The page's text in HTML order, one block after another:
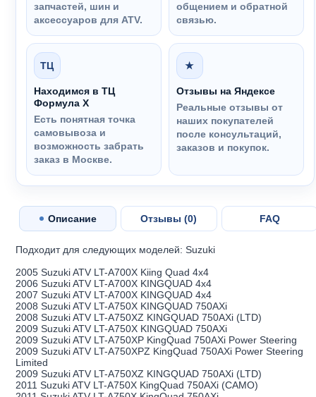
запчастей, шин и
аксессуаров для ATV.
общением и обратной
связью.
ТЦ
Находимся в ТЦ
Формула Х
Есть понятная точка
самовывоза и
возможность забрать
заказ в Москве.
★
Отзывы на Яндексе
Реальные отзывы от
наших покупателей
после консультаций,
заказов и покупок.
Описание Отзывы (0) FAQ
Подходит для следующих моделей: Suzuki
2005 Suzuki ATV LT-A700X Kiing Quad 4x4
2006 Suzuki ATV LT-A700X KINGQUAD 4x4
2007 Suzuki ATV LT-A700X KINGQUAD 4x4
2008 Suzuki ATV LT-A750X KINGQUAD 750AXi
2008 Suzuki ATV LT-A750XZ KINGQUAD 750AXi (LTD)
2009 Suzuki ATV LT-A750X KINGQUAD 750AXi
2009 Suzuki ATV LT-A750XP KingQuad 750AXi Power Steering
2009 Suzuki ATV LT-A750XPZ KingQuad 750AXi Power Steering
Limited
2009 Suzuki ATV LT-A750XZ KINGQUAD 750AXi (LTD)
2011 Suzuki ATV LT-A750X KingQuad 750AXi (CAMO)